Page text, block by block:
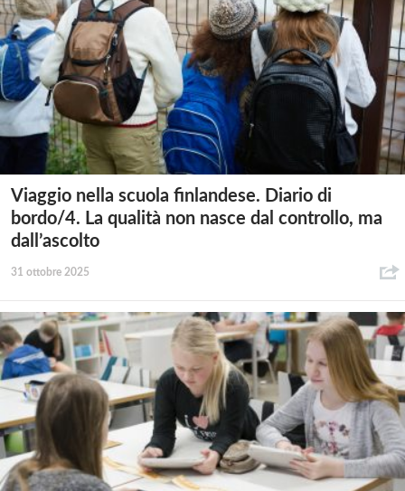
Viaggio nella scuola finlandese. Diario di
bordo/4. La qualità non nasce dal controllo, ma
dall’ascolto
31 ottobre 2025